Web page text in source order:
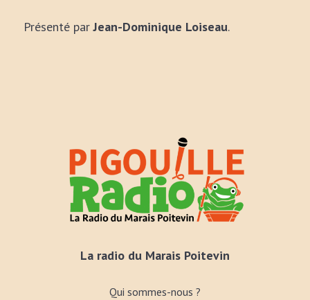
Présenté parJean-Dominique Loiseau.
La radio du Marais Poitevin
Qui sommes-nous ?